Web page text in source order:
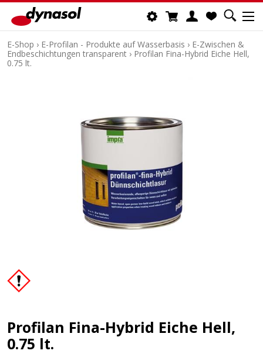
E-Shop › E-Profilan - Produkte auf Wasserbasis › E-Zwischen &
Endbeschichtungen transparent › Profilan Fina-Hybrid Eiche Hell,
0.75 lt.
Profilan Fina-Hybrid Eiche Hell,
0.75 lt.